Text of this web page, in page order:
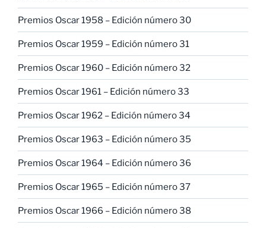
Premios Oscar 1958 – Edición número 30
Premios Oscar 1959 – Edición número 31
Premios Oscar 1960 – Edición número 32
Premios Oscar 1961 – Edición número 33
Premios Oscar 1962 – Edición número 34
Premios Oscar 1963 – Edición número 35
Premios Oscar 1964 – Edición número 36
Premios Oscar 1965 – Edición número 37
Premios Oscar 1966 – Edición número 38